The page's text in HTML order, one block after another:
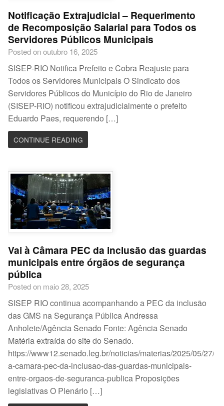
Notificação Extrajudicial – Requerimento
de Recomposição Salarial para Todos os
Servidores Públicos Municipais
Posted on outubro 16, 2025
SISEP-RIO Notifica Prefeito e Cobra Reajuste para
Todos os Servidores Municipais O Sindicato dos
Servidores Públicos do Município do Rio de Janeiro
(SISEP-RIO) notificou extrajudicialmente o prefeito
Eduardo Paes, requerendo […]
CONTINUE READING
Vai à Câmara PEC da inclusão das guardas
municipais entre órgãos de segurança
pública
Posted on maio 28, 2025
SISEP RIO continua acompanhando a PEC da inclusão
das GMS na Segurança Pública Andressa
Anholete/Agência Senado Fonte: Agência Senado
Matéria extraída do site do Senado.
https://www12.senado.leg.br/noticias/materias/2025/05/27/
a-camara-pec-da-inclusao-das-guardas-municipais-
entre-orgaos-de-seguranca-publica Proposições
legislativas O Plenário […]